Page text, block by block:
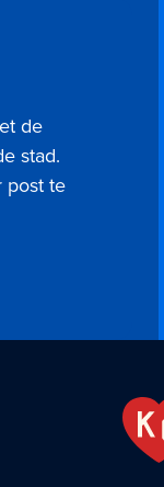
de
stad.
post te